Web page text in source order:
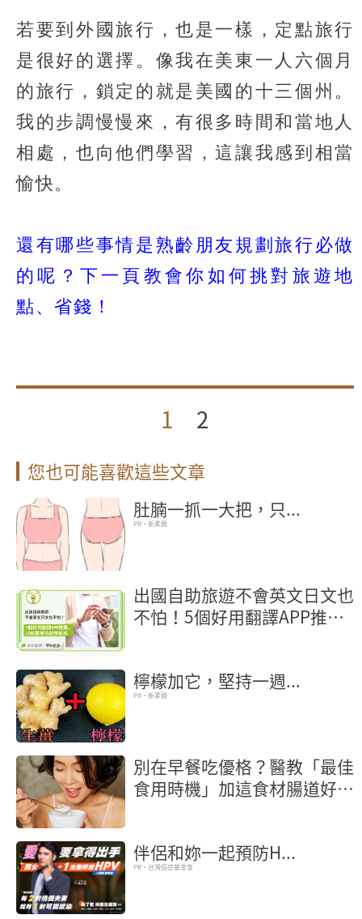
若要到外國旅行，也是一樣，定點旅行
是很好的選擇。像我在美東一人六個月
的旅行，鎖定的就是美國的十三個州。
我的步調慢慢來，有很多時間和當地人
相處，也向他們學習，這讓我感到相當
愉快。
還有哪些事情是熟齡朋友規劃旅行必做
的呢？下一頁教會你如何挑對旅遊地
點、省錢！
1 2
您也可能喜歡這些文章
肚腩一抓一大把，只...
PR・新素簡
出國自助旅遊不會英文日文也
不怕！5個好用翻譯APP推
檸檬加它，堅持一週...
PR・新素簡
別在早餐吃優格？醫教「最佳
食用時機」加這食材腸道好菌
伴侶和妳一起預防H...
PR・台灣癌症基金會